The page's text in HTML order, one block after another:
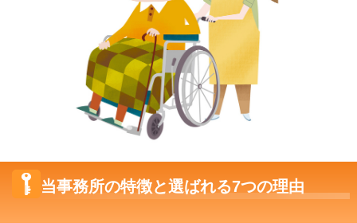
当事務所の特徴と選ばれる7つの理由